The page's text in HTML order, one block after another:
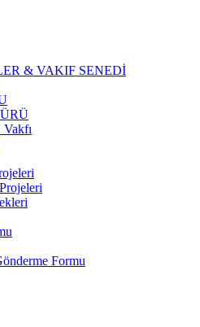
& VAKIF SENEDİ
Formu